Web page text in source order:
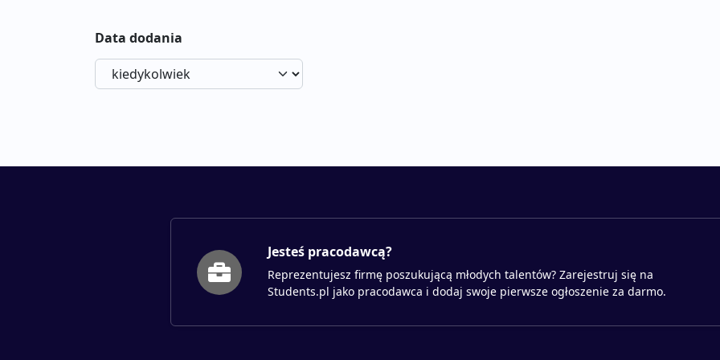
Data dodania
Jesteś pracodawcą?
Reprezentujesz firmę poszukującą młodych talentów? Zarejestruj się na
Students.pl jako pracodawca i dodaj swoje pierwsze ogłoszenie za darmo.